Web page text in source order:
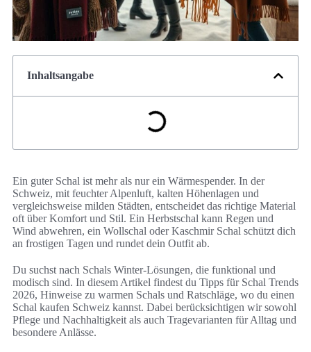
Inhaltsangabe
Ein guter Schal ist mehr als nur ein Wärmespender. In der
Schweiz, mit feuchter Alpenluft, kalten Höhenlagen und
vergleichsweise milden Städten, entscheidet das richtige Material
oft über Komfort und Stil. Ein Herbstschal kann Regen und
Wind abwehren, ein Wollschal oder Kaschmir Schal schützt dich
an frostigen Tagen und rundet dein Outfit ab.
Du suchst nach Schals Winter-Lösungen, die funktional und
modisch sind. In diesem Artikel findest du Tipps für Schal Trends
2026, Hinweise zu warmen Schals und Ratschläge, wo du einen
Schal kaufen Schweiz kannst. Dabei berücksichtigen wir sowohl
Pflege und Nachhaltigkeit als auch Tragevarianten für Alltag und
besondere Anlässe.